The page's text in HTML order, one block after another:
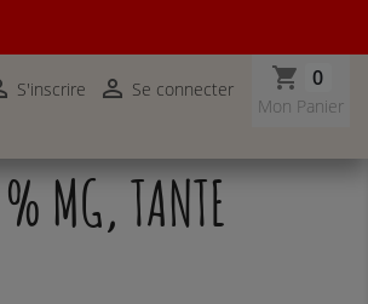
S'inscrire  Se connecter shopping_cart 0
Mon Panier
MG, TANTE